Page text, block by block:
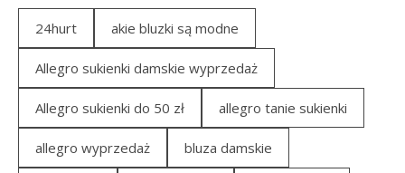
24hurt akie bluzki są modne
Allegro sukienki damskie wyprzedaż
Allegro sukienki do 50 zł allegro tanie sukienki
allegro wyprzedaż bluza damskie